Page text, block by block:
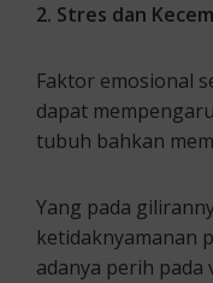
2. Stres dan
Faktor emosional
dapat
tubuh bahkan
Yang pada
ketidaknyamanan
adanya perih pada